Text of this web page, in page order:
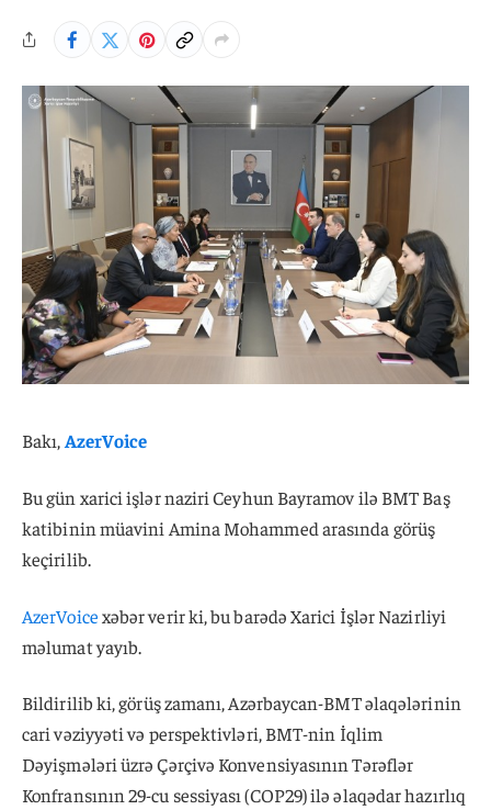
Bakı,AzerVoice
Bu gün xarici işlər naziri Ceyhun Bayramov ilə BMT Baş
katibinin müavini Amina Mohammed arasında görüş
keçirilib.
AzerVoicexəbər verir ki, bu barədə Xarici İşlər Nazirliyi
məlumat yayıb.
Bildirilib ki, görüş zamanı, Azərbaycan-BMT əlaqələrinin
cari vəziyyəti və perspektivləri, BMT-nin İqlim
Dəyişmələri üzrə Çərçivə Konvensiyasının Tərəflər
Konfransının 29-cu sessiyası (COP29) ilə əlaqədar hazırlıq